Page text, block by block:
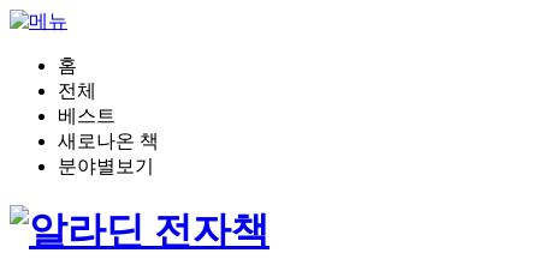
홈
전체
베스트
새로나온 책
분야별보기